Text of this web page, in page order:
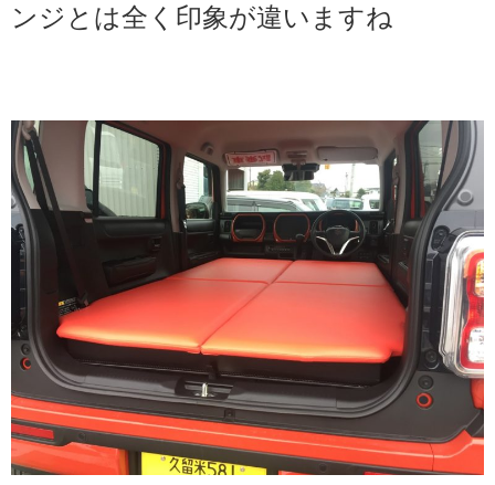
ンジとは全く印象が違いますね